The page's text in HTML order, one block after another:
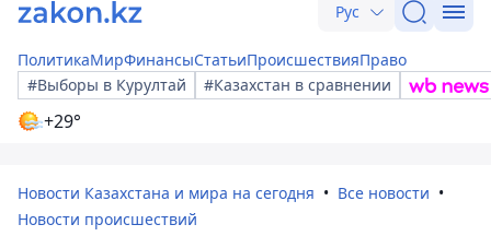
Рус
ПолитикаМирФинансыСтатьиПроисшествияПраво
#Выборы в Курултай
#Казахстан в сравнении
+29°
Новости Казахстана и мира на сегодня
Все новости
Новости происшествий